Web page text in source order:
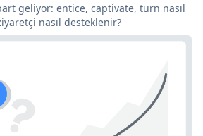
geliyor: entice, captivate, turn nasıl
nasıl desteklenir?